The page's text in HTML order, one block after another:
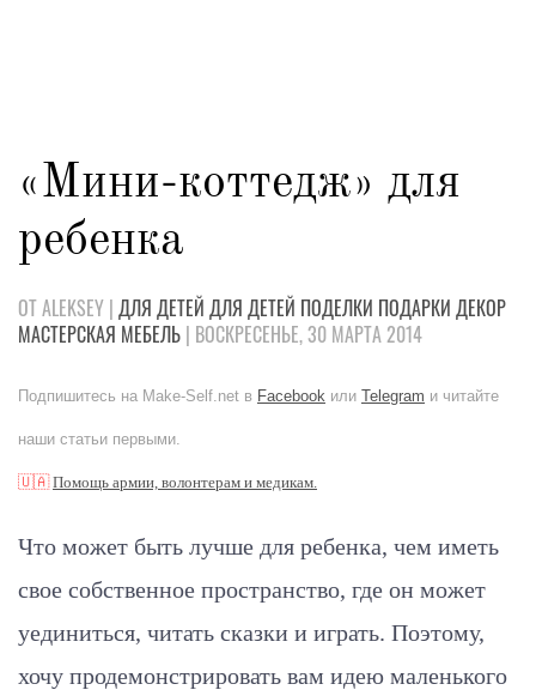
«Мини-коттедж» для
ребенка
ОТ ALEKSEY | ДЛЯ ДЕТЕЙ ДЛЯ ДЕТЕЙ ПОДЕЛКИ ПОДАРКИ ДЕКОР
МАСТЕРСКАЯ МЕБЕЛЬ | ВОСКРЕСЕНЬЕ, 30 МАРТА 2014
Подпишитесь на Make-Self.net в Facebook или Telegram и читайте
наши статьи первыми.
🇺🇦Помощь армии, волонтерам и медикам.
Что может быть лучше для ребенка, чем иметь
свое собственное пространство, где он может
уединиться, читать сказки и играть. Поэтому,
хочу продемонстрировать вам идею маленького